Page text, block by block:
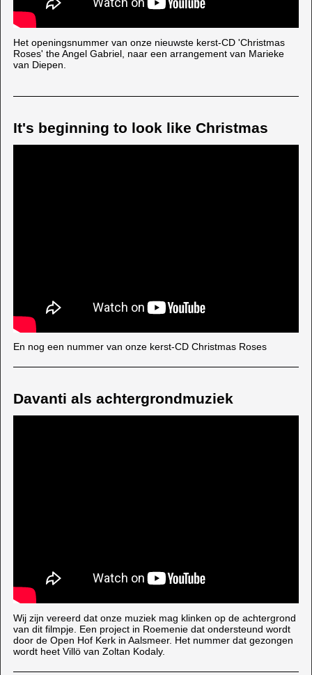
Het openingsnummer van onze nieuwste kerst-CD 'Christmas
Roses' the Angel Gabriel, naar een arrangement van Marieke
van Diepen.
It's beginning to look like Christmas
En nog een nummer van onze kerst-CD Christmas Roses
Davanti als achtergrondmuziek
Wij zijn vereerd dat onze muziek mag klinken op de achtergrond
van dit filmpje. Een project in Roemenie dat ondersteund wordt
door de Open Hof Kerk in Aalsmeer. Het nummer dat gezongen
wordt heet Villö van Zoltan Kodaly.